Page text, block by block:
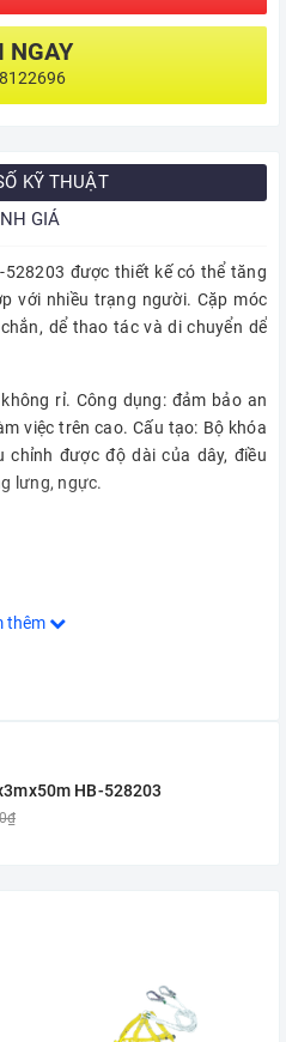
NGAY
KỸ THUẬT
GIÁ
528203 được thiết kế có thể tăng
với nhiều trạng người. Cặp móc
dể thao tác và di chuyển dể
rỉ. Công dụng: đảm bảo an
việc trên cao. Cấu tạo: Bộ khóa
được độ dài của dây, điều
lưng, ngực.
thêm
HB-528203